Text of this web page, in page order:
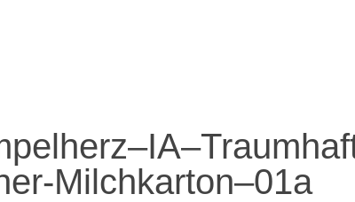
Milchkarton–01a